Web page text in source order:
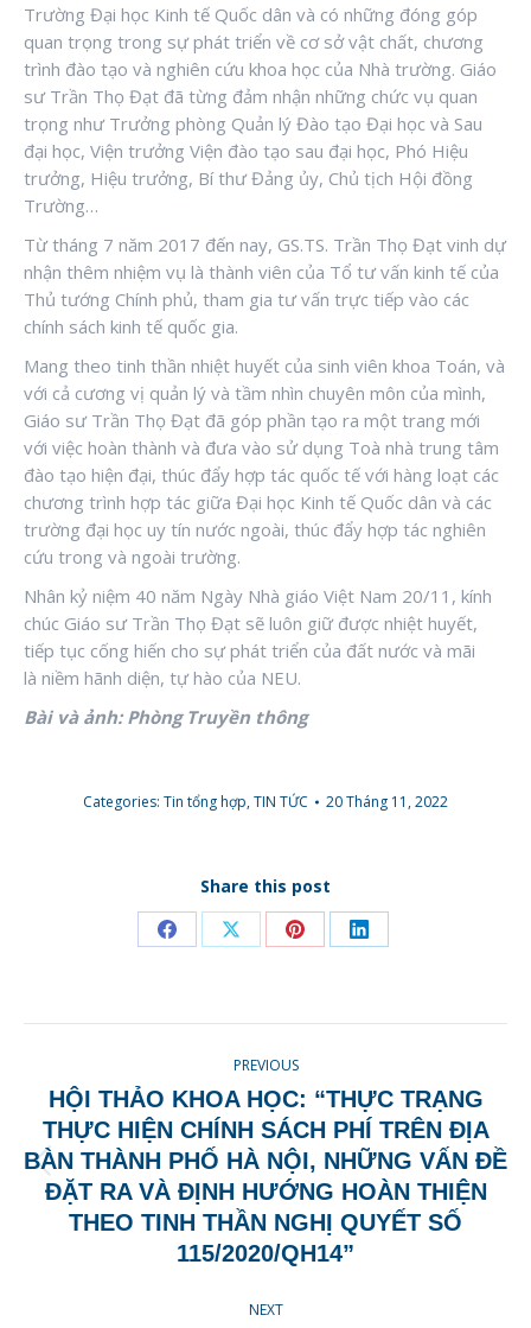
Trường Đại học Kinh tế Quốc dân và có những đóng góp
quan trọng trong sự phát triển về cơ sở vật chất, chương
trình đào tạo và nghiên cứu khoa học của Nhà trường. Giáo
sư Trần Thọ Đạt đã từng đảm nhận những chức vụ quan
trọng như Trưởng phòng Quản lý Đào tạo Đại học và Sau
đại học, Viện trưởng Viện đào tạo sau đại học, Phó Hiệu
trưởng, Hiệu trưởng, Bí thư Đảng ủy, Chủ tịch Hội đồng
Trường…
Từ tháng 7 năm 2017 đến nay, GS.TS. Trần Thọ Đạt vinh dự
nhận thêm nhiệm vụ là thành viên của Tổ tư vấn kinh tế của
Thủ tướng Chính phủ, tham gia tư vấn trực tiếp vào các
chính sách kinh tế quốc gia.
Mang theo tinh thần nhiệt huyết của sinh viên khoa Toán, và
với cả cương vị quản lý và tầm nhìn chuyên môn của mình,
Giáo sư Trần Thọ Đạt đã góp phần tạo ra một trang mới
với việc hoàn thành và đưa vào sử dụng Toà nhà trung tâm
đào tạo hiện đại, thúc đẩy hợp tác quốc tế với hàng loạt các
chương trình hợp tác giữa Đại học Kinh tế Quốc dân và các
trường đại học uy tín nước ngoài, thúc đẩy hợp tác nghiên
cứu trong và ngoài trường.
Nhân kỷ niệm 40 năm Ngày Nhà giáo Việt Nam 20/11, kính
chúc Giáo sư Trần Thọ Đạt sẽ luôn giữ được nhiệt huyết,
tiếp tục cống hiến cho sự phát triển của đất nước và mãi
là niềm hãnh diện, tự hào của NEU.
Bài và ảnh: Phòng Truyền thông
Categories: Tin tổng hợp,TIN TỨC 20 Tháng 11, 2022
Share this post
Share Share Share Share
NAVIGATION
PREVIOUS
Previous
post:
HỘI THẢO KHOA HỌC: “THỰC TRẠNG
THỰC HIỆN CHÍNH SÁCH PHÍ TRÊN ĐỊA
BÀN THÀNH PHỐ HÀ NỘI, NHỮNG VẤN ĐỀ
ĐẶT RA VÀ ĐỊNH HƯỚNG HOÀN THIỆN
THEO TINH THẦN NGHỊ QUYẾT SỐ
115/2020/QH14”
NEXT